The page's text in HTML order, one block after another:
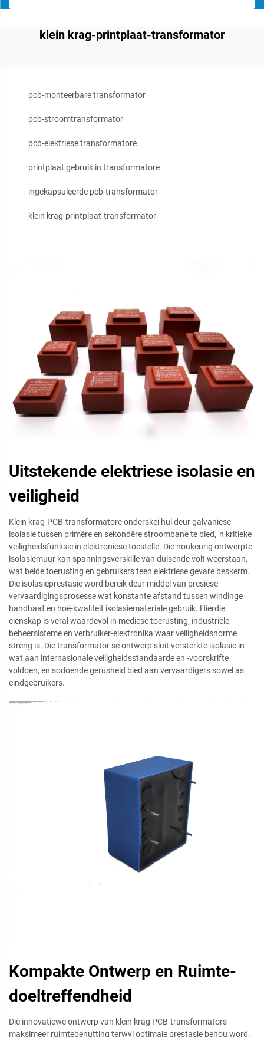
klein krag-printplaat-transformator
pcb-monteerbare transformator
pcb-stroomtransformator
pcb-elektriese transformatore
printplaat gebruik in transformatore
ingekapsuleerde pcb-transformator
klein krag-printplaat-transformator
Uitstekende elektriese isolasie en
veiligheid
Klein krag-PCB-transformatore onderskei hul deur galvaniese
isolasie tussen primêre en sekondêre stroombane te bied, 'n kritieke
veiligheidsfunksie in elektroniese toestelle. Die noukeurig ontwerpte
isolasiemuur kan spanningsverskille van duisende volt weerstaan,
wat beide toerusting en gebruikers teen elektriese gevare beskerm.
Die isolasieprestasie word bereik deur middel van presiese
vervaardigingsprosesse wat konstante afstand tussen windinge
handhaaf en hoë-kwaliteit isolasiemateriale gebruik. Hierdie
eienskap is veral waardevol in mediese toerusting, industriële
beheersisteme en verbruiker-elektronika waar veiligheidsnorme
streng is. Die transformator se ontwerp sluit versterkte isolasie in
wat aan internasionale veiligheidsstandaarde en -voorskrifte
voldoen, en sodoende gerusheid bied aan vervaardigers sowel as
eindgebruikers.
Kompakte Ontwerp en Ruimte-
doeltreffendheid
Die innovatiewe ontwerp van klein krag PCB-transformators
maksimeer ruimtebenutting terwyl optimale prestasie behou word.